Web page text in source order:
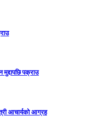
मुद्दापछि पक्राउ
आचार्यको आग्रह